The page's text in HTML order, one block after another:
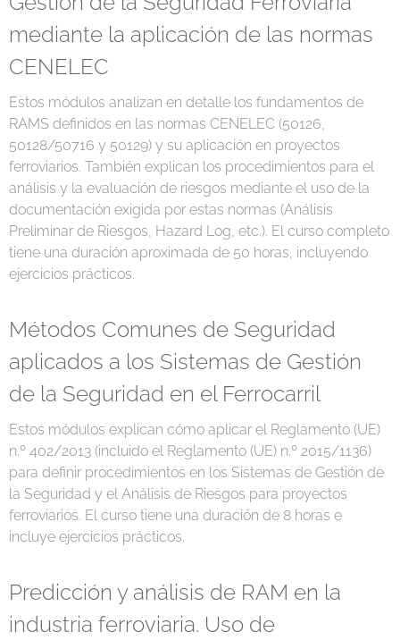
mediante la aplicación de las normas
CENELEC
Estos módulos analizan en detalle los fundamentos de
RAMS definidos en las normas CENELEC (50126,
50128/50716 y 50129) y su aplicación en proyectos
ferroviarios. También explican los procedimientos para el
análisis y la evaluación de riesgos mediante el uso de la
documentación exigida por estas normas (Análisis
Preliminar de Riesgos, Hazard Log, etc.). El curso completo
tiene una duración aproximada de 50 horas, incluyendo
ejercicios prácticos.
Métodos Comunes de Seguridad
aplicados a los Sistemas de Gestión
de la Seguridad en el Ferrocarril
Estos módulos explican cómo aplicar el Reglamento (UE)
n.º 402/2013 (incluido el Reglamento (UE) n.º 2015/1136)
para definir procedimientos en los Sistemas de Gestión de
la Seguridad y el Análisis de Riesgos para proyectos
ferroviarios. El curso tiene una duración de 8 horas e
incluye ejercicios prácticos.
Predicción y análisis de RAM en la
industria ferroviaria. Uso de